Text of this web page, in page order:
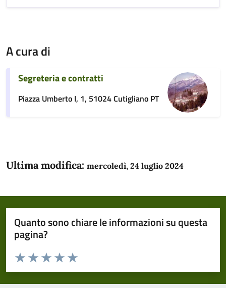
A cura di
Segreteria e contratti
Piazza Umberto I, 1, 51024 Cutigliano PT
Ultima modifica: mercoledì, 24 luglio 2024
Quanto sono chiare le informazioni su questa
pagina?
Domanda
Valuta da 1 a 5 stelle la pagina
Valuta 5 stelle su 5
Valuta 4 stelle su 5
Valuta 3 stelle su 5
Valuta 2 stelle su 5
Valuta 1 stelle su 5